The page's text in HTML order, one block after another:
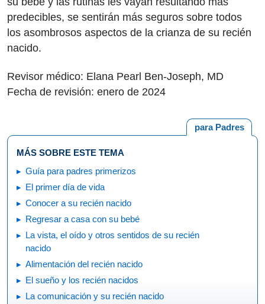
predecibles, se sentirán más seguros sobre todos
los asombrosos aspectos de la crianza de su recién
nacido.
Revisor médico: Elana Pearl Ben-Joseph, MD
Fecha de revisión: enero de 2024
para Padres
MÁS SOBRE ESTE TEMA
Guía para padres primerizos
El primer día de vida
Conocer a su recién nacido
Regresar a casa con su bebé
La vista, el oído y otros sentidos de su recién
nacido
Alimentación del recién nacido
El sueño y los recién nacidos
La comunicación y su recién nacido